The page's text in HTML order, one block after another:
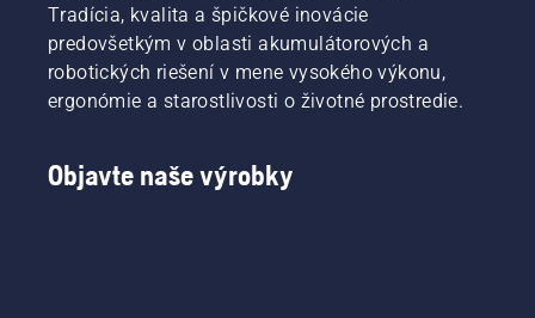
Tradícia, kvalita a špičkové inovácie
predovšetkým v oblasti akumulátorových a
robotických riešení v mene vysokého výkonu,
ergonómie a starostlivosti o životné prostredie.
Objavte naše výrobky